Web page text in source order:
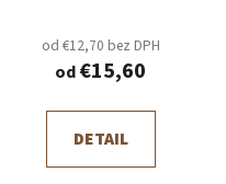
od €12,70 bez DPH
od€15,60
DETAIL